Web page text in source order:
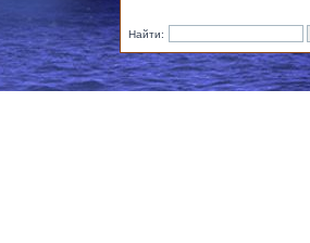
Найти: